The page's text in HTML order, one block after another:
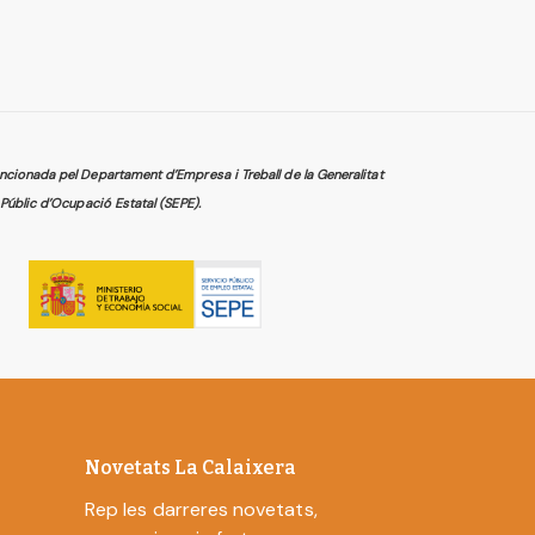
pel Departament d’Empresa i Treball de la Generalitat
d’Ocupació Estatal (SEPE).
Novetats La Calaixera
Rep les darreres novetats,